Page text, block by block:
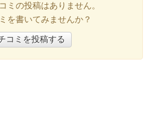
ミの投稿はありません。
を書いてみませんか？
コミを投稿する